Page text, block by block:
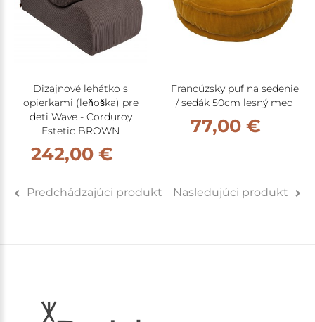
Dizajnové lehátko s
opierkami (leňoška) pre
deti Wave - Corduroy
Estetic BROWN
242,00 €
Francúzsky puf na sedenie
/ sedák 50cm lesný med
77,00 €
Predchádzajúci produkt Nasledujúci produkt